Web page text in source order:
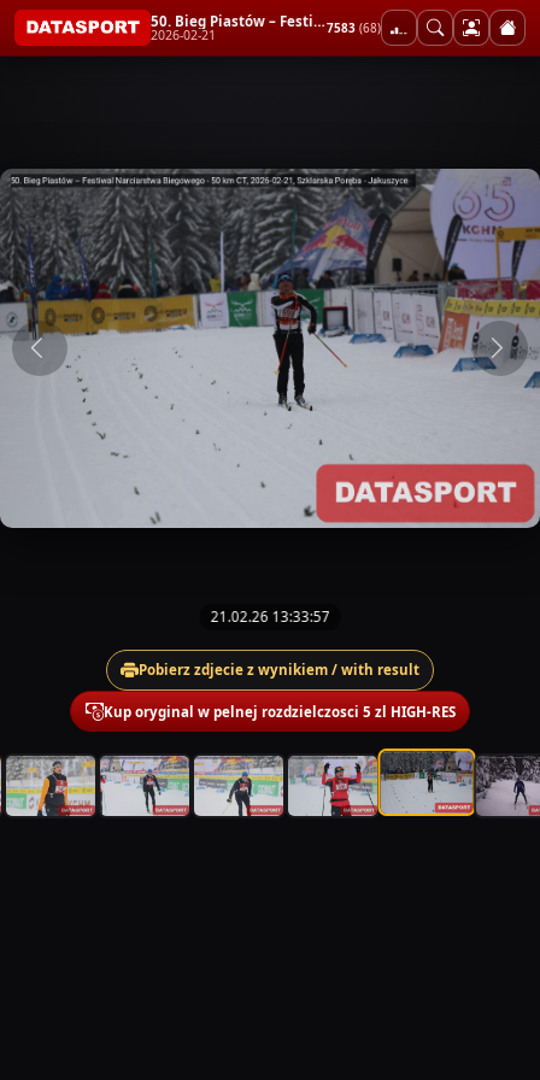
50. Bieg Piastów – Festiwal Narciarstwa Biegowego - 50 km CT
2026-02-21 7583 (68)
21.02.26 13:33:57
Pobierz zdjecie z wynikiem / with result
Kup oryginal w pelnej rozdzielczosci 5 zl HIGH-RES